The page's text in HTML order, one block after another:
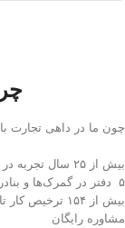
چون ما در داهی تجارت
بیش از ۲۵ سال تجربه در امر بازرگانی
۵ دفتر در گمرک‌ها و بنادر مهم کشور
بیش از ۱۵۴ ترخیص کار تایید شده و رسمی با حداقل ۱۵ سال سابقه
مشاوره رایگان